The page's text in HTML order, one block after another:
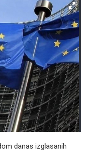
danas izglasanih